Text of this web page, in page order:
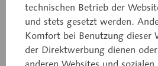
NS 55
technischen Betrieb der
und stets gesetzt werden.
Komfort bei Benutzung dieser
der Direktwerbung dienen